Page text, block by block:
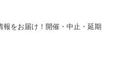
報をお届け！開催・中止・延期